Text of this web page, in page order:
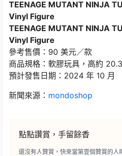
TEENAGE MUTANT NINJA
Vinyl Figure
TEENAGE MUTANT NINJA
Vinyl Figure
參考售價：90 美元／款
商品規格：軟膠玩具，高約
預計發售日期：2024 年 10 月
新聞來源： mondoshop
點點讚賞，手留餘香
還沒有人贊賞，快來當第壹個贊賞的人